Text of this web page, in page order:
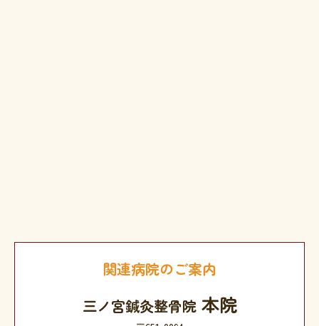
関連病院のご案内
三ノ宮鍼灸整骨院本院